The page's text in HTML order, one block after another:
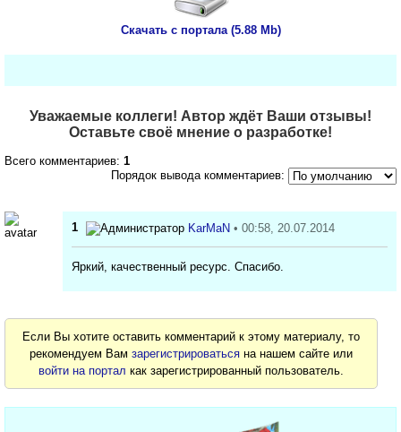
Скачать с портала (5.88 Mb)
Уважаемые коллеги! Автор ждёт Ваши отзывы!
Оставьте своё мнение о разработке!
Всего комментариев: 1
Порядок вывода комментариев:
1 KarMaN • 00:58, 20.07.2014
Яркий, качественный ресурс. Спасибо.
Если Вы хотите оставить комментарий к этому материалу, то
рекомендуем Вамзарегистрироваться на нашем сайте или
войти на портал как зарегистрированный пользователь.